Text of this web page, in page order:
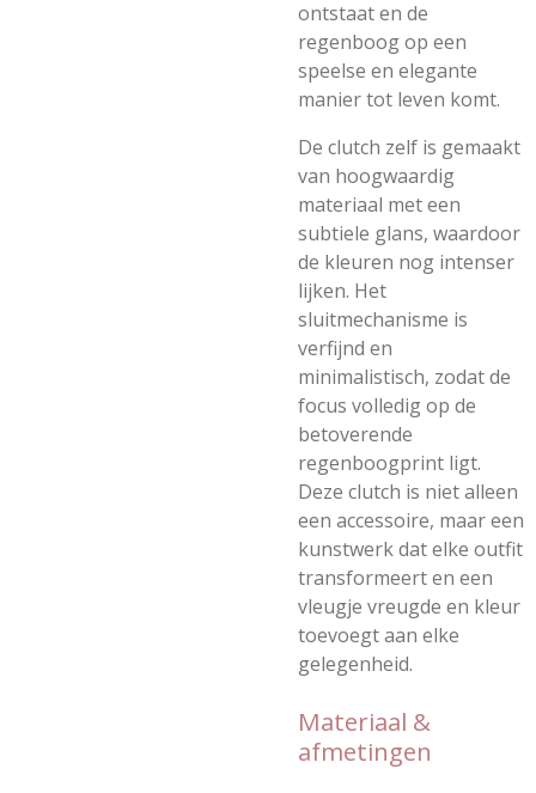
ontstaat en de
regenboog op een
speelse en elegante
manier tot leven komt.
De clutch zelf is gemaakt
van hoogwaardig
materiaal met een
subtiele glans, waardoor
de kleuren nog intenser
lijken. Het
sluitmechanisme is
verfijnd en
minimalistisch, zodat de
focus volledig op de
betoverende
regenboogprint ligt.
Deze clutch is niet alleen
een accessoire, maar een
kunstwerk dat elke outfit
transformeert en een
vleugje vreugde en kleur
toevoegt aan elke
gelegenheid.
Materiaal &
afmetingen